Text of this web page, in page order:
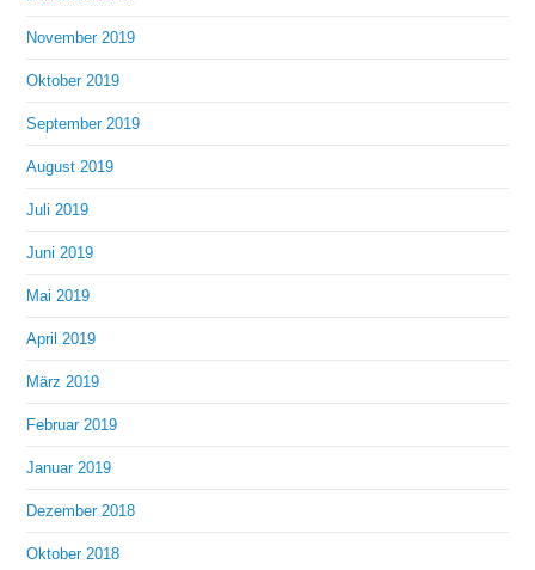
November 2019
Oktober 2019
September 2019
August 2019
Juli 2019
Juni 2019
Mai 2019
April 2019
März 2019
Februar 2019
Januar 2019
Dezember 2018
Oktober 2018